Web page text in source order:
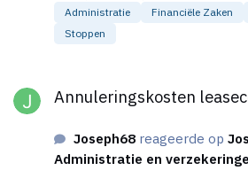
Administratie Financiële Zaken
Stoppen
Annuleringskosten
Joseph68 reageerde op
Administratie en